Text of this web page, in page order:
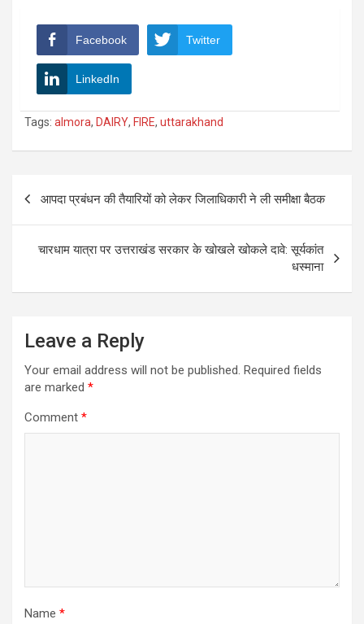
Facebook Twitter
LinkedIn
Tags: almora, DAIRY, FIRE, uttarakhand
navigation
आपदा प्रबंधन की तैयारियों को लेकर जिलाधिकारी ने ली समीक्षा बैठक
चारधाम यात्रा पर उत्तराखंड सरकार के खोखले खोकले दावे: सूर्यकांत
धस्माना
Leave a Reply
Your email address will not be published. Required fields
are marked *
Comment *
Name *